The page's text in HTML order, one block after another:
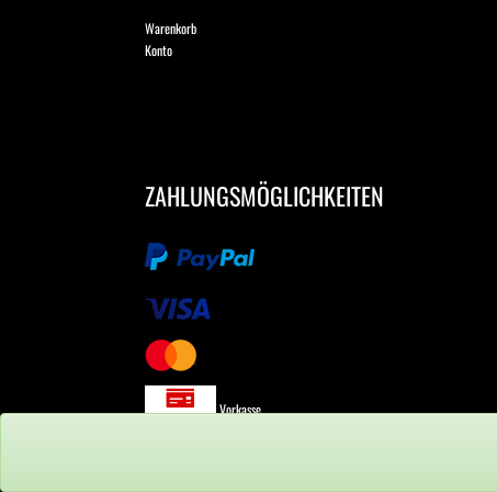
Warenkorb
Konto
ZAHLUNGSMÖGLICHKEITEN
Vorkasse